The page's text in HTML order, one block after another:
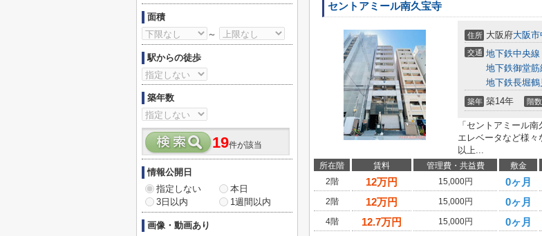
セントアミール南久宝寺
住所 大阪府大阪
交通 地下鉄中央線
地下鉄御堂筋
地下鉄長堀鶴
築年 築14年 階数
「セントアミール
エレベータなど様
以上...
所在階 賃料 管理費・共益費 敷金
2階
12万円 15,000円 0ヶ月
2階
12万円 15,000円 0ヶ月
4階
12.7万円 15,000円 0ヶ月
面積
～
駅からの徒歩
築年数
19件が該当
情報公開日
指定しない
本日
3日以内
1週間以内
画像・動画あり